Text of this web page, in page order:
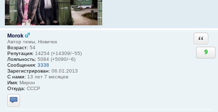
Morok
Автор темы, Новичок
Возраст: 54
Репутация: 14254 (+14309/−55)
Лояльность: 5084 (+5090/−6)
Сообщения: 3338
Зарегистрирован: 06.01.2013
С нами: 13 лет 7 месяцев
Имя: Мирон
Откуда: СССР
Отправить личное сообщение
9